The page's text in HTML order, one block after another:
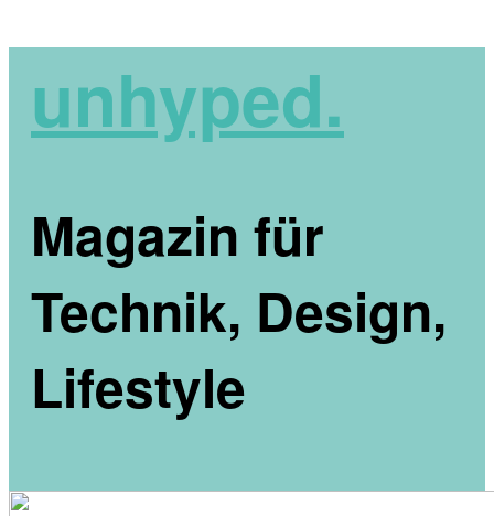
unhyped.
Magazin für
Technik, Design,
Lifestyle